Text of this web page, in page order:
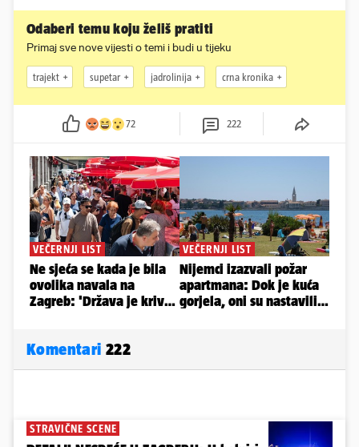
Odaberi temu koju želiš pratiti
Primaj sve nove vijesti o temi i budi u tijeku
trajekt supetar jadrolinija crna kronika
72 222
Komentari 222
STRAVIČNE SCENE